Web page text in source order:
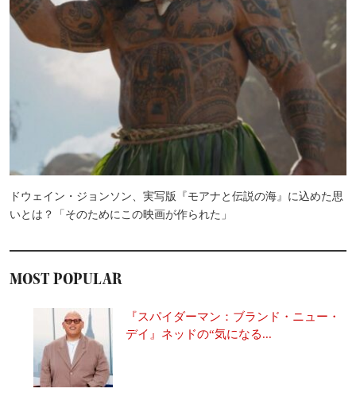
ドウェイン・ジョンソン、実写版『モアナと伝説の海』に込めた思
いとは？「そのためにこの映画が作られた」
MOST POPULAR
『スパイダーマン：ブランド・ニュー・
デイ』ネッドの“気になる...